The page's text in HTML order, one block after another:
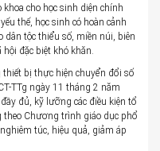
cho học sinh diện chính
thế, học sinh có hoàn cảnh
dân tộc thiểu số, miền núi, biên
đặc biệt khó khăn.
bị thực hiện chuyển đổi số
TTg ngày 11 tháng 2 năm
đủ, kỹ lưỡng các điều kiện tổ
Chương trình giáo dục phổ
túc, hiệu quả, giảm áp